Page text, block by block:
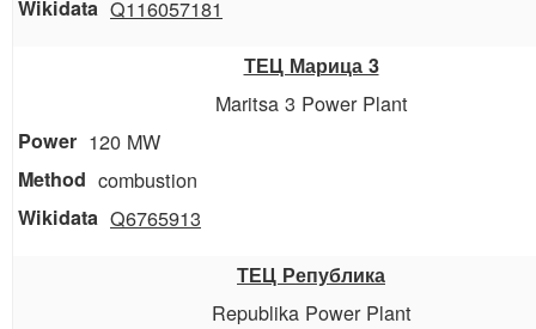
Q116057181
ТЕЦ Марица 3
Maritsa 3 Power Plant
120 MW
combustion
Q6765913
ТЕЦ Република
Republika Power Plant